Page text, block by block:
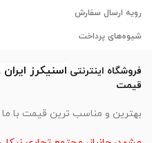
رویه ارسال سفارش
شیوه‌های پرداخت
فروشگاه اینترنتی اسنیکرز ایران
قیمت
بهترین و مناسب ترین قیمت با ما